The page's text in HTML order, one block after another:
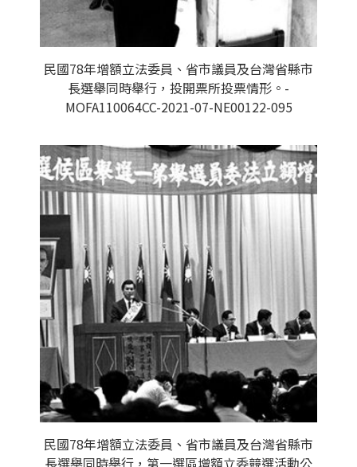
民國78年增額立法委員、省市議員及台灣省縣市
長選舉同時舉行，投開票所投票情形。-
MOFA110064CC-2021-07-NE00122-095
民國78年增額立法委員、省市議員及台灣省縣市
長選舉同時舉行，第一選區增額立委競選活動公